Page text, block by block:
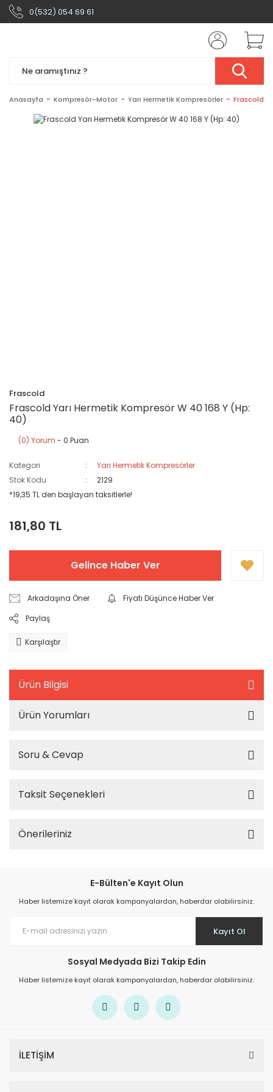
0(532) 054 69 61
Anasayfa Kompresör-Motor Yarı Hermetik Kompresörler Frascold
Frascold
Frascold Yarı Hermetik Kompresör W 40 168 Y (Hp:
40)
(0) Yorum - 0 Puan
Kategori
Yarı Hermetik Kompresörler
Stok Kodu
2129
*19,35 TL den başlayan taksitlerle!
181,80 TL
Gelince Haber Ver
Arkadaşına Öner
Fiyatı Düşünce Haber Ver
Paylaş
Karşılaştır
Ürün Bilgisi
Ürün Yorumları
Soru & Cevap
Taksit Seçenekleri
Önerileriniz
E-Bülten'e Kayıt Olun
Haber listemize kayıt olarak kampanyalardan, haberdar olabilirsiniz.
Kayıt Ol
Sosyal Medyada Bizi Takip Edin
Haber listemize kayıt olarak kampanyalardan, haberdar olabilirsiniz.
İLETİŞİM